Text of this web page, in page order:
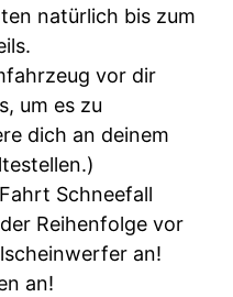
natürlich bis zum
vor dir
um es zu
dich an deinem
Schneefall
Reihenfolge vor
an!
an!